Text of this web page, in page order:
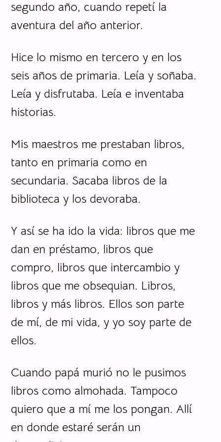
segundo año, cuando repetí la
aventura del año anterior.
Hice lo mismo en tercero y en los
seis años de primaria. Leía y soñaba.
Leía y disfrutaba. Leía e inventaba
historias.
Mis maestros me prestaban libros,
tanto en primaria como en
secundaria. Sacaba libros de la
biblioteca y los devoraba.
Y así se ha ido la vida: libros que me
dan en préstamo, libros que
compro, libros que intercambio y
libros que me obsequian. Libros,
libros y más libros. Ellos son parte
de mí, de mi vida, y yo soy parte de
ellos.
Cuando papá murió no le pusimos
libros como almohada. Tampoco
quiero que a mí me los pongan. Allí
en donde estaré serán un